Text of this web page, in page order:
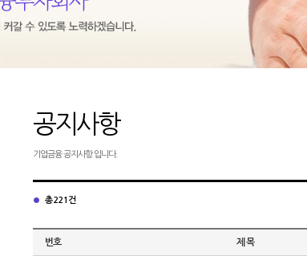
공지사항
기업금융 공지사항 입니다.
총 221건
번호 제 목